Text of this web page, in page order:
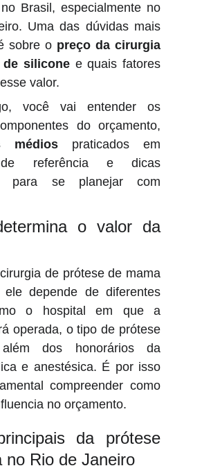
Brasil, especialmente no
Uma das dúvidas mais
sobre o preço da cirurgia
silicone e quais fatores
valor.
você vai entender os
do orçamento,
médios praticados em
de referência e dicas
para se planejar com
o valor da
de prótese de mama
depende de diferentes
o hospital em que a
operada, o tipo de prótese
além dos honorários da
e anestésica. É por isso
compreender como
no orçamento.
da prótese
no Rio de Janeiro